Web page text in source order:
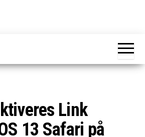
nyeste
Link
13 Safari på